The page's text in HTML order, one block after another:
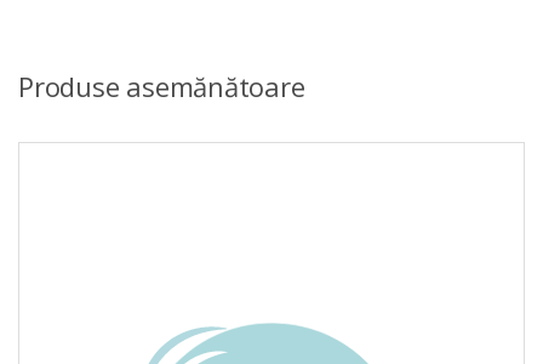
Produse asemănătoare